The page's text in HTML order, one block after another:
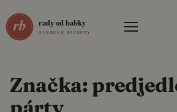
Menu
Značka:
párty